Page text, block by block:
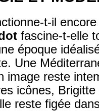
t-il encore
fascine-t-elle
époque
Une
image reste
icônes,
reste figée